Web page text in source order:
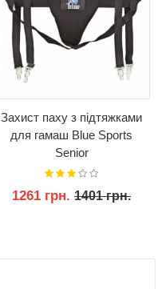
Захист паху з підтяжками
для гамаш Blue Sports
Senior
1261 грн. 1401 грн.